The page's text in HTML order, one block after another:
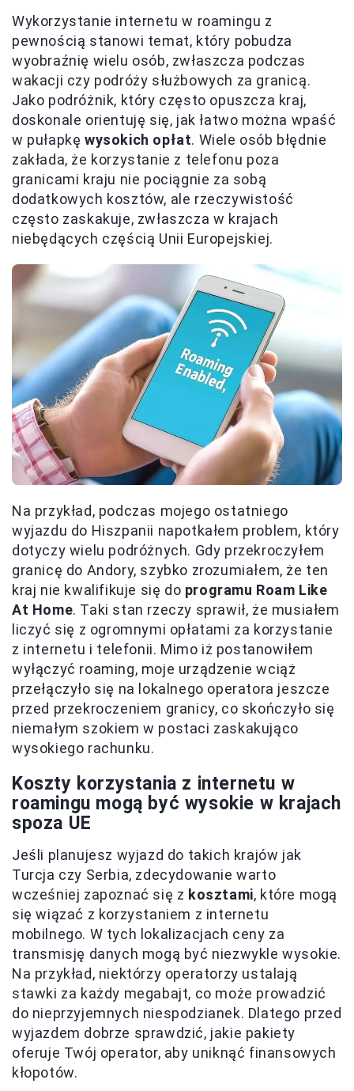
Wykorzystanie internetu w roamingu z
pewnością stanowi temat, który pobudza
wyobraźnię wielu osób, zwłaszcza podczas
wakacji czy podróży służbowych za granicą.
Jako podróżnik, który często opuszcza kraj,
doskonale orientuję się, jak łatwo można wpaść
w pułapkę wysokich opłat. Wiele osób błędnie
zakłada, że korzystanie z telefonu poza
granicami kraju nie pociągnie za sobą
dodatkowych kosztów, ale rzeczywistość
często zaskakuje, zwłaszcza w krajach
niebędących częścią Unii Europejskiej.
Na przykład, podczas mojego ostatniego
wyjazdu do Hiszpanii napotkałem problem, który
dotyczy wielu podróżnych. Gdy przekroczyłem
granicę do Andory, szybko zrozumiałem, że ten
kraj nie kwalifikuje się do programu Roam Like
At Home. Taki stan rzeczy sprawił, że musiałem
liczyć się z ogromnymi opłatami za korzystanie
z internetu i telefonii. Mimo iż postanowiłem
wyłączyć roaming, moje urządzenie wciąż
przełączyło się na lokalnego operatora jeszcze
przed przekroczeniem granicy, co skończyło się
niemałym szokiem w postaci zaskakująco
wysokiego rachunku.
Koszty korzystania z internetu w
roamingu mogą być wysokie w krajach
spoza UE
Jeśli planujesz wyjazd do takich krajów jak
Turcja czy Serbia, zdecydowanie warto
wcześniej zapoznać się z kosztami, które mogą
się wiązać z korzystaniem z internetu
mobilnego. W tych lokalizacjach ceny za
transmisję danych mogą być niezwykle wysokie.
Na przykład, niektórzy operatorzy ustalają
stawki za każdy megabajt, co może prowadzić
do nieprzyjemnych niespodzianek. Dlatego przed
wyjazdem dobrze sprawdzić, jakie pakiety
oferuje Twój operator, aby uniknąć finansowych
kłopotów.